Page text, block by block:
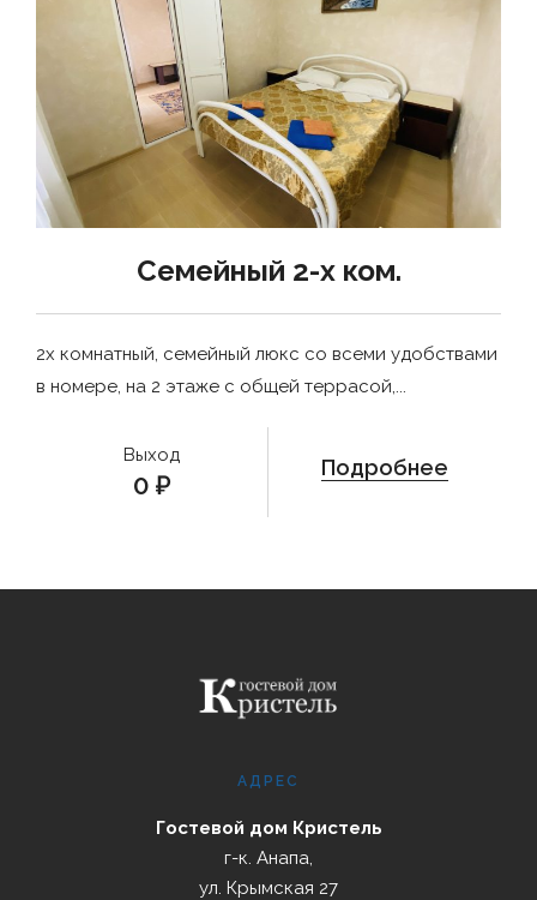
Семейный 2-х ком.
2х комнатный, семейный люкс со всеми удобствами
в номере, на 2 этаже с общей террасой,...
Выход
0 ₽
Подробнее
АДРЕС
Гостевой дом Кристель
г-к. Анапа,
ул. Крымская 27